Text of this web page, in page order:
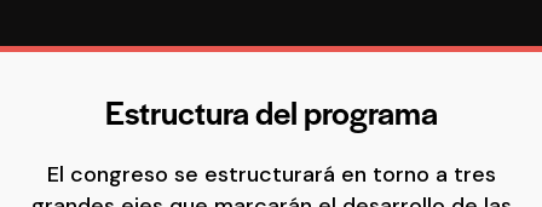
Estructura del programa
El congreso se estructurará en torno a tres